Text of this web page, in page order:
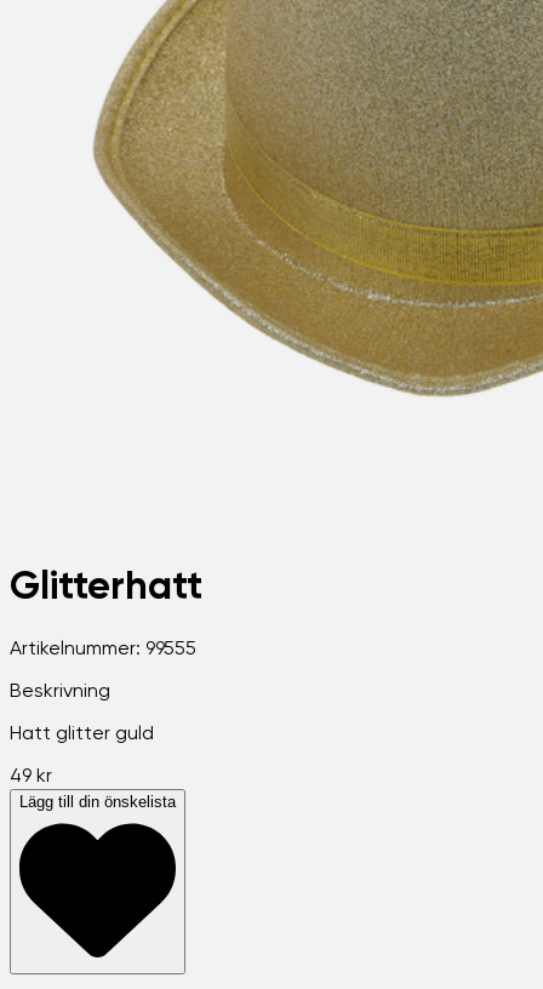
Glitterhatt
Artikelnummer: 99555
Beskrivning
Hatt glitter guld
49 kr
Lägg till din önskelista